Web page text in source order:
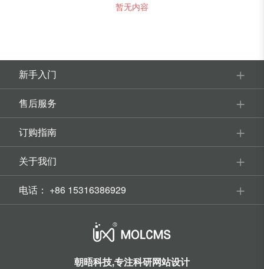
暂无内容
新手入门
售后服务
订购指南
关于我们
电话： +86 15316386929
朝晤科技,专注科研网站设计